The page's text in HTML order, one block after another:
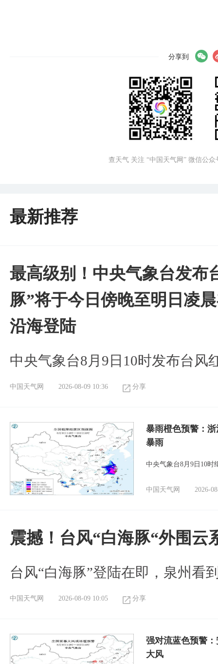
分享到
查天气 关注 “中国天气网” 微信公众
最新推荐
最高级别！中央气象台发布
豚”将于今日傍晚至明日凌
沿海登陆
中央气象台8月9日10时发布台风
中国天气网 2026-08-09 10:36 分享
暴雨橙色预警：
暴雨
中央气象台8月9日10时
中国天气网 2026-
震撼！台风“白海豚“外围云
台风“白海豚”登陆在即，泉州看
中国天气网 2026-08-09 10:05 分享
强对流蓝色预警
大风